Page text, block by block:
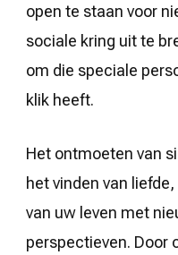
open te staan voor
sociale kring uit te
om die speciale
klik heeft.
Het ontmoeten van
het vinden van
van uw leven met
perspectieven. Door